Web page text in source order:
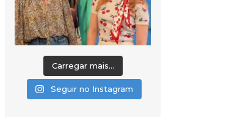
Carregar mais...
Seguir no Instagram